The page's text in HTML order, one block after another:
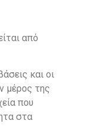
από
και οι
μέρος της
που
στα